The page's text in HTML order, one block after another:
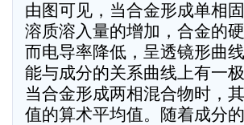
由图可见，当合金形成单相
溶质溶入量的增加，合金的
而电导率降低，呈透镜形曲
能与成分的关系曲线上有一
当合金形成两相混合物时，
值的算术平均值。随着成分